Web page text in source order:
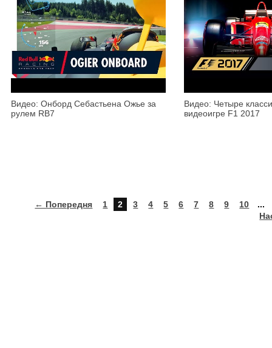
Видео: Онборд Себастьена Ожье за
рулем RB7
Видео: Четыре
видеоигре F1 2017
← Попередня 1 2 3 4 5 6 7 8 9 10
...